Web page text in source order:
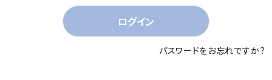
)
ログイン
パスワードをお忘れですか？